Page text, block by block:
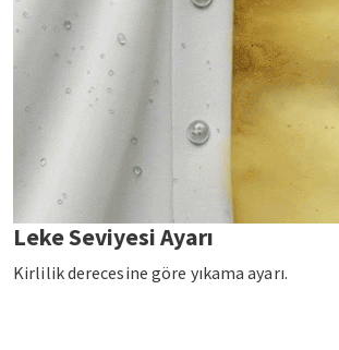
Leke Seviyesi Ayarı
Kirlilik derecesine göre yıkama ayarı.